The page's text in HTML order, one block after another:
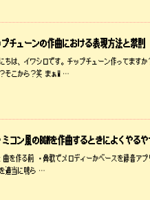
チューンの作曲における表現方法と禁則
ちは、イワシロです。チップチューン作ってます
そこから？笑 まぁW …
コン風のBGMを作曲するときによくやるや
曲を作る前 ・鼻歌でメロディーかベースを録音ア
適当に鳴ら …